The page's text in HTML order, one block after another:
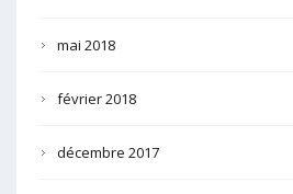
mai 2018
février 2018
décembre 2017